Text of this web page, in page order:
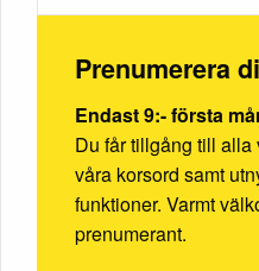
Prenumerera
Endast 9:- första
Du får tillgång till alla
våra korsord samt
funktioner. Varmt
prenumerant.